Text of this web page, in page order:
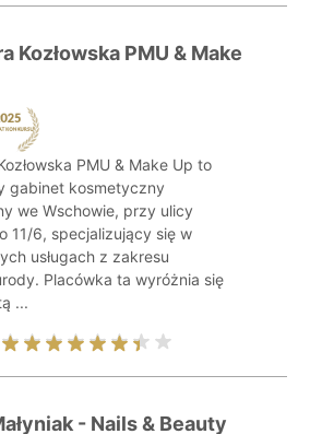
Kozłowska PMU & Make
PMU & Make Up to
gabinet kosmetyczny
we Wschowie, przy ulicy
11/6, specjalizujący się w
usługach z zakresu
Placówka ta wyróżnia się
...
- Nails & Beauty